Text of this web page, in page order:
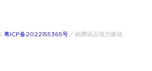
粤ICP备2022155365号/ 由腾讯云强力驱动